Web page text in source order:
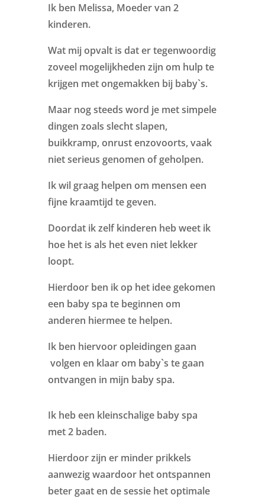
Ik ben Melissa, Moeder van 2
kinderen.
Wat mij opvalt is dat er tegenwoordig
zoveel mogelijkheden zijn om hulp te
krijgen met ongemakken bij baby`s.
Maar nog steeds word je met simpele
dingen zoals slecht slapen,
buikkramp, onrust enzovoorts, vaak
niet serieus genomen of geholpen.
Ik wil graag helpen om mensen een
fijne kraamtijd te geven.
Doordat ik zelf kinderen heb weet ik
hoe het is als het even niet lekker
loopt.
Hierdoor ben ik op het idee gekomen
een baby spa te beginnen om
anderen hiermee te helpen.
Ik ben hiervoor opleidingen gaan
volgen en klaar om baby`s te gaan
ontvangen in mijn baby spa.
Ik heb een kleinschalige baby spa
met 2 baden.
Hierdoor zijn er minder prikkels
aanwezig waardoor het ontspannen
beter gaat en de sessie het optimale